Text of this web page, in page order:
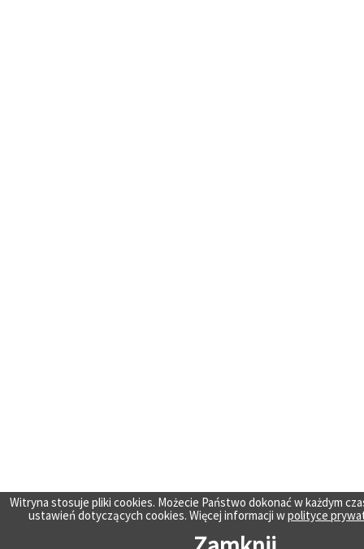
Witryna stosuje pliki cookies. Możecie Państwo dokonać w każdym
ustawień dotyczących cookies. Więcej informacji wpolityce